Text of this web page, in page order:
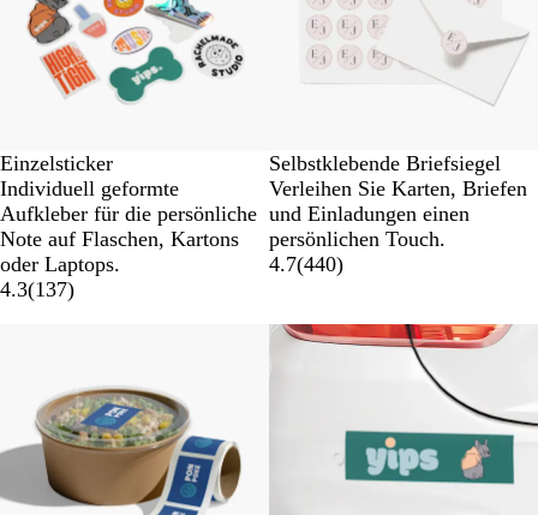
Einzelsticker
Individuell geformte
Aufkleber für die persönliche
Note auf Flaschen, Kartons
oder Laptops.
4.3(137)
Selbstklebende Briefsiegel
Verleihen Sie Karten, Briefen
und Einladungen einen
persönlichen Touch.
4.7(440)
Neue Optionen